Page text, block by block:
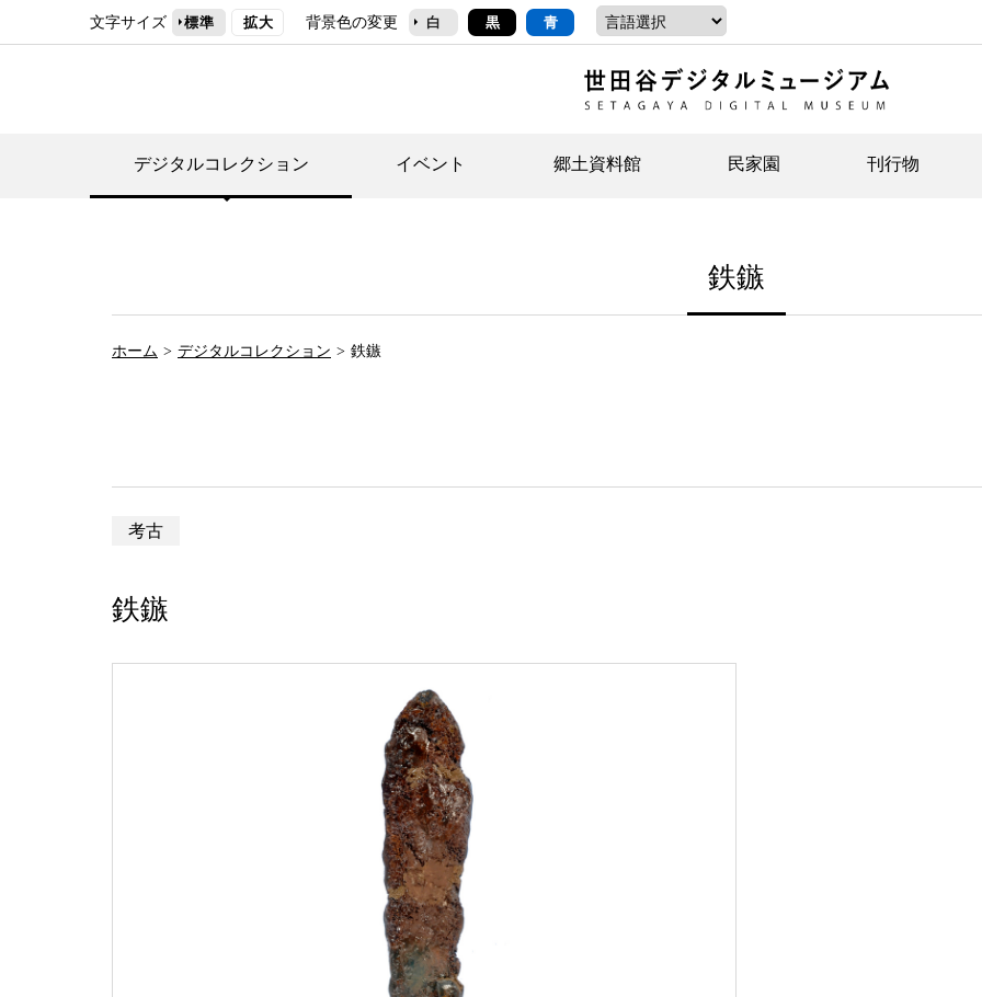
文字サイズ 標準 拡大 背景色の変更 白 黒 青
デジタルコレクション イベント 郷土資料館
イベント
常設展案内
民家園
イベント
団体利用について（社会科見学など）
刊行物
ジュニア講座
鉄鏃
ホーム デジタルコレクション 鉄鏃
考古
鉄鏃